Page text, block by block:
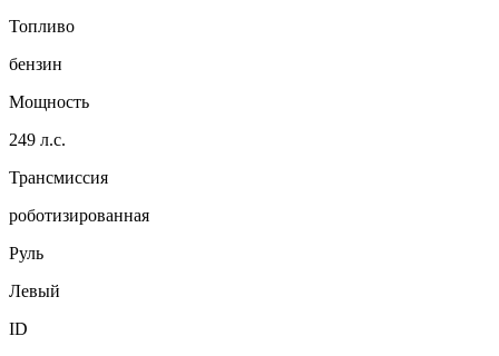
Топливо
бензин
Мощность
249 л.с.
Трансмиссия
роботизированная
Руль
Левый
ID